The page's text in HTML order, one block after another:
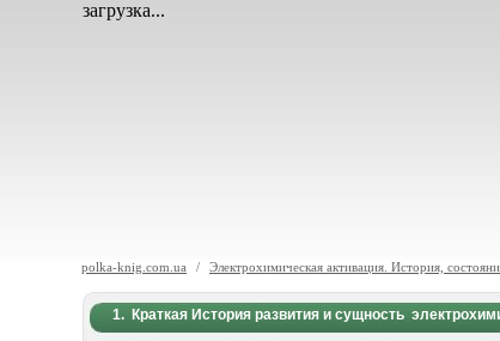
загрузка...
polka-knig.com.ua / Электрохимическая активация. История,
1. Краткая История развития и сущность